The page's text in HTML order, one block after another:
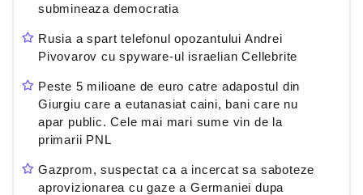
submineaza democratia
Rusia a spart telefonul opozantului Andrei
Pivovarov cu spyware-ul israelian Cellebrite
Peste 5 milioane de euro catre adapostul din
Giurgiu care a eutanasiat caini, bani care nu
apar public. Cele mai mari sume vin de la
primarii PNL
Gazprom, suspectat ca a incercat sa saboteze
aprovizionarea cu gaze a Germaniei dupa